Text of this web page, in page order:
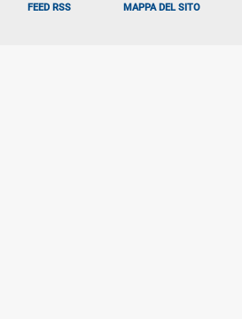
FEED RSS MAPPA DEL SITO